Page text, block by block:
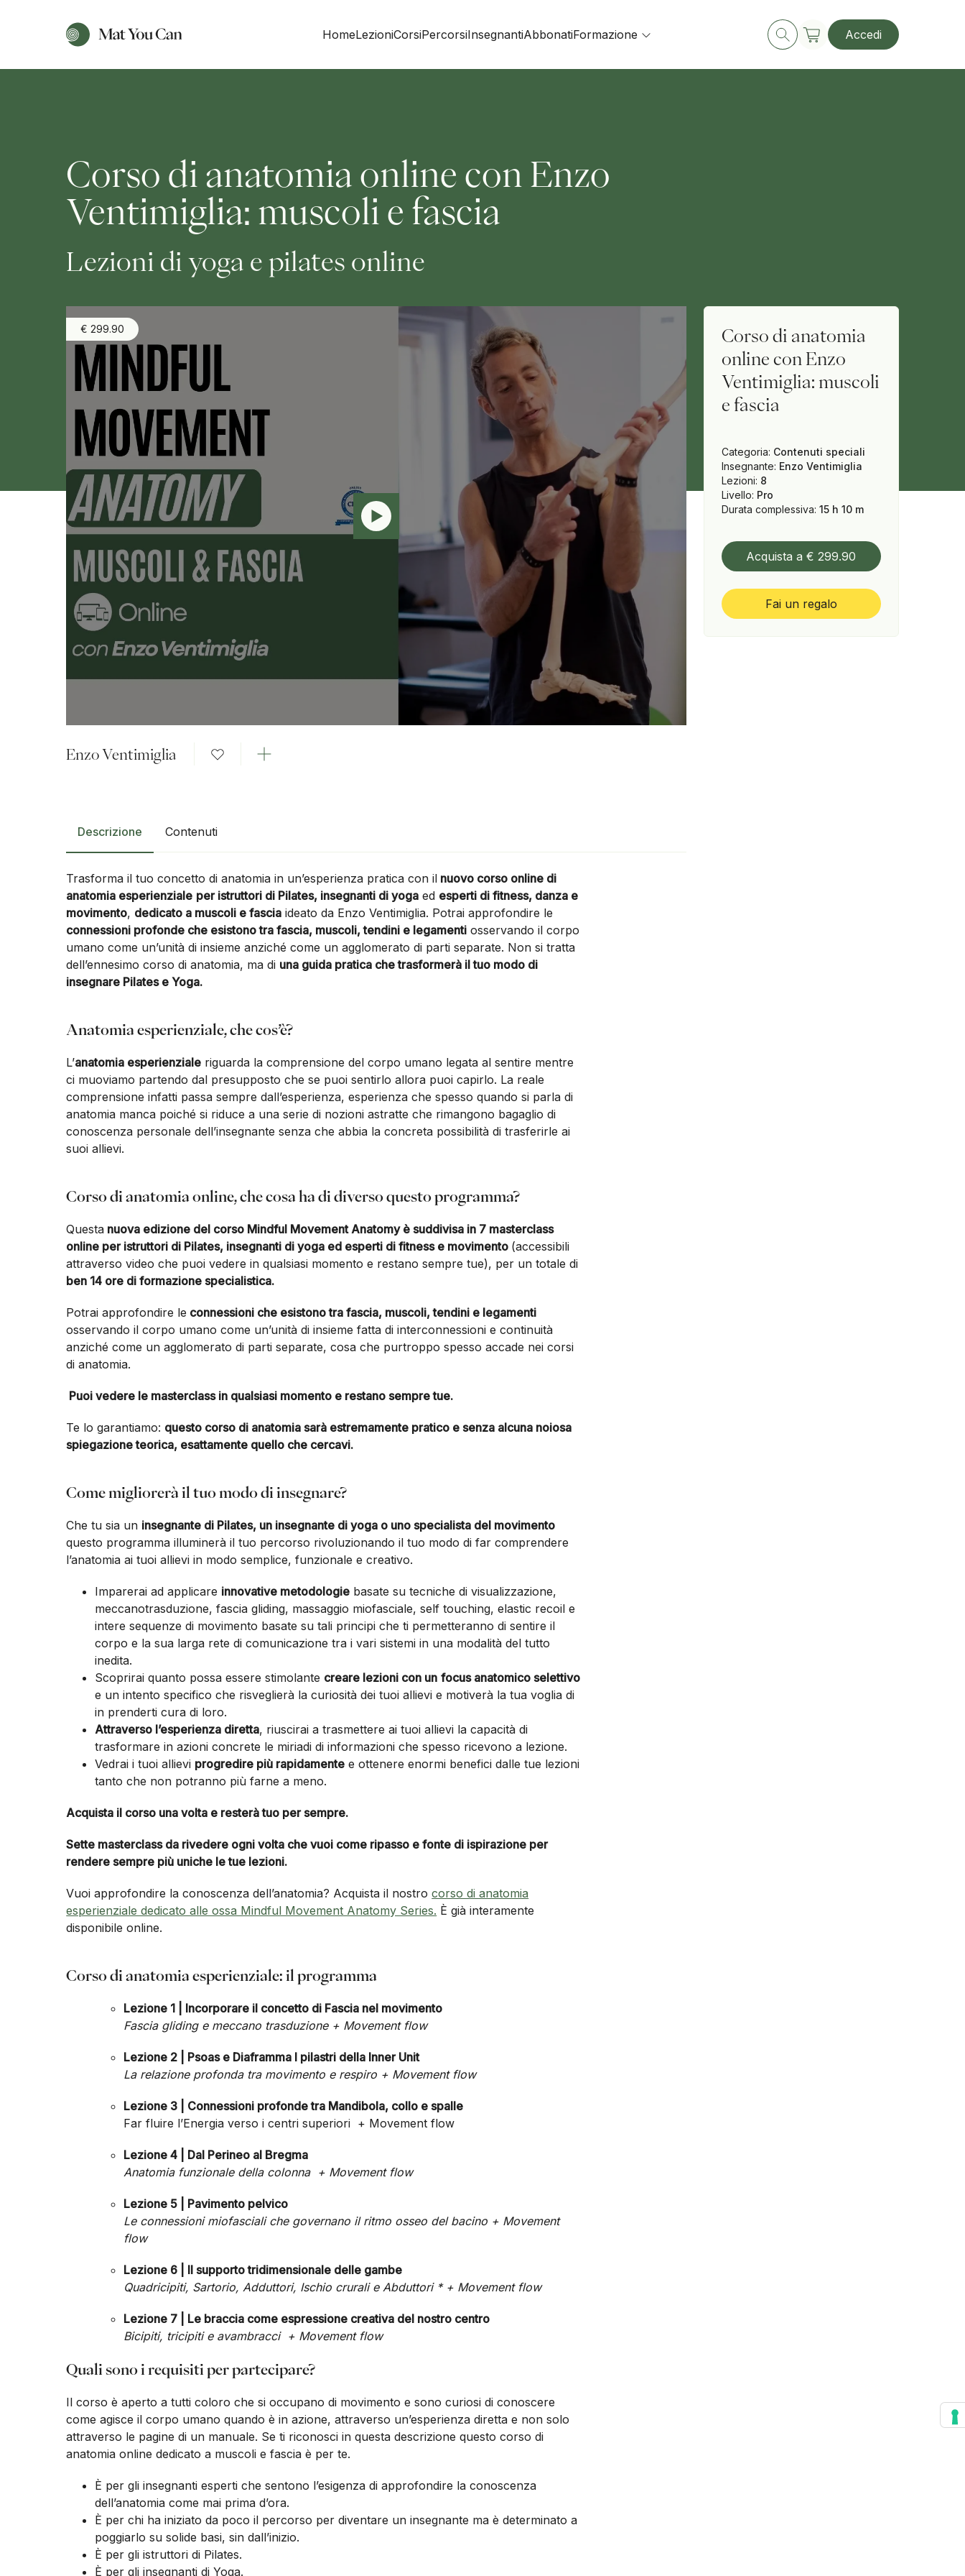
HomeLezioniCorsiPercorsiInsegnantiAbbonatiFormazione Accedi
Corso di anatomia online con Enzo
Ventimiglia: muscoli e fascia
Lezioni di yoga e pilates online
Corso di anatomia
online con Enzo
Ventimiglia: muscoli
e fascia
Categoria: Contenuti speciali
Insegnante: Enzo Ventimiglia
Lezioni: 8
Livello: Pro
Durata complessiva: 15 h 10 m
Acquista a € 299.90
Fai un regalo
€ 299.90
Enzo Ventimiglia
Descrizione Contenuti
Trasforma il tuo concetto di anatomia in un’esperienza pratica con il nuovo corso online di
anatomia esperienziale per istruttori di Pilates, insegnanti di yoga ed esperti di fitness, danza e
movimento, dedicato a muscoli e fascia ideato da Enzo Ventimiglia. Potrai approfondire le
connessioni profonde che esistono tra fascia, muscoli, tendini e legamenti osservando il corpo
umano come un’unità di insieme anziché come un agglomerato di parti separate. Non si tratta
dell’ennesimo corso di anatomia, ma di una guida pratica che trasformerà il tuo modo di
insegnare Pilates e Yoga.
Anatomia esperienziale, che cos’è?
L’anatomia esperienziale riguarda la comprensione del corpo umano legata al sentire mentre
ci muoviamo partendo dal presupposto che se puoi sentirlo allora puoi capirlo. La reale
comprensione infatti passa sempre dall’esperienza, esperienza che spesso quando si parla di
anatomia manca poiché si riduce a una serie di nozioni astratte che rimangono bagaglio di
conoscenza personale dell’insegnante senza che abbia la concreta possibilità di trasferirle ai
suoi allievi.
Corso di anatomia online, che cosa ha di diverso questo programma?
Questa nuova edizione del corso Mindful Movement Anatomy è suddivisa in 7 masterclass
online per istruttori di Pilates, insegnanti di yoga ed esperti di fitness e movimento (accessibili
attraverso video che puoi vedere in qualsiasi momento e restano sempre tue), per un totale di
ben 14 ore di formazione specialistica.
Potrai approfondire le connessioni che esistono tra fascia, muscoli, tendini e legamenti
osservando il corpo umano come un’unità di insieme fatta di interconnessioni e continuità
anziché come un agglomerato di parti separate, cosa che purtroppo spesso accade nei corsi
di anatomia.
Puoi vedere le masterclass in qualsiasi momento e restano sempre tue.
Te lo garantiamo: questo corso di anatomia sarà estremamente pratico e senza alcuna noiosa
spiegazione teorica, esattamente quello che cercavi.
Come migliorerà il tuo modo di insegnare?
Che tu sia un insegnante di Pilates, un insegnante di yoga o uno specialista del movimento
questo programma illuminerà il tuo percorso rivoluzionando il tuo modo di far comprendere
l’anatomia ai tuoi allievi in modo semplice, funzionale e creativo.
Imparerai ad applicare innovative metodologie basate su tecniche di visualizzazione,
meccanotrasduzione, fascia gliding, massaggio miofasciale, self touching, elastic recoil e
intere sequenze di movimento basate su tali principi che ti permetteranno di sentire il
corpo e la sua larga rete di comunicazione tra i vari sistemi in una modalità del tutto
inedita.
Scoprirai quanto possa essere stimolante creare lezioni con un focus anatomico selettivo
e un intento specifico che risveglierà la curiosità dei tuoi allievi e motiverà la tua voglia di
in prenderti cura di loro.
Attraverso l’esperienza diretta, riuscirai a trasmettere ai tuoi allievi la capacità di
trasformare in azioni concrete le miriadi di informazioni che spesso ricevono a lezione.
Vedrai i tuoi allievi progredire più rapidamente e ottenere enormi benefici dalle tue lezioni
tanto che non potranno più farne a meno.
Acquista il corso una volta e resterà tuo per sempre.
Sette masterclass da rivedere ogni volta che vuoi come ripasso e fonte di ispirazione per
rendere sempre più uniche le tue lezioni.
Vuoi approfondire la conoscenza dell’anatomia? Acquista il nostrocorso di anatomia
esperienziale dedicato alle ossa Mindful Movement Anatomy Series. È già interamente
disponibile online.
Corso di anatomia esperienziale: il programma
Lezione 1 | Incorporare il concetto di Fascia nel movimento
Fascia gliding e meccano trasduzione + Movement flow
Lezione 2 | Psoas e Diaframma I pilastri della Inner Unit
La relazione profonda tra movimento e respiro + Movement flow
Lezione 3 | Connessioni profonde tra Mandibola, collo e spalle
Far fluire l’Energia verso i centri superiori + Movement flow
Lezione 4 | Dal Perineo al Bregma
Anatomia funzionale della colonna + Movement flow
Lezione 5 | Pavimento pelvico
Le connessioni miofasciali che governano il ritmo osseo del bacino + Movement
flow
Lezione 6 | Il supporto tridimensionale delle gambe
Quadricipiti, Sartorio, Adduttori, Ischio crurali e Abduttori * + Movement flow
Lezione 7 | Le braccia come espressione creativa del nostro centro
Bicipiti, tricipiti e avambracci + Movement flow
Quali sono i requisiti per partecipare?
Il corso è aperto a tutti coloro che si occupano di movimento e sono curiosi di conoscere
come agisce il corpo umano quando è in azione, attraverso un’esperienza diretta e non solo
attraverso le pagine di un manuale. Se ti riconosci in questa descrizione questo corso di
anatomia online dedicato a muscoli e fascia è per te.
È per gli insegnanti esperti che sentono l’esigenza di approfondire la conoscenza
dell’anatomia come mai prima d’ora.
È per chi ha iniziato da poco il percorso per diventare un insegnante ma è determinato a
poggiarlo su solide basi, sin dall’inizio.
È per gli istruttori di Pilates.
È per gli insegnanti di Yoga.